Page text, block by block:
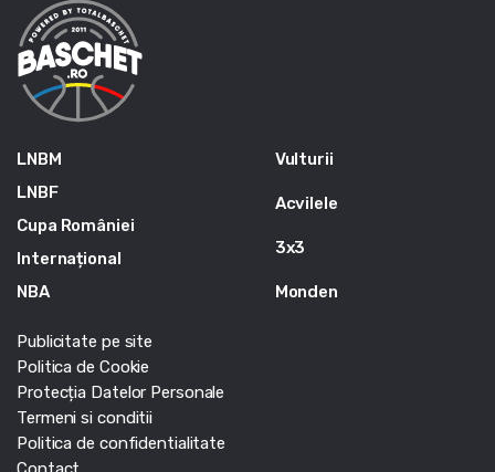
LNBM
LNBF
Cupa României
Internațional
NBA
Vulturii
Acvilele
3x3
Monden
Publicitate pe site
Politica de Cookie
Protecția Datelor Personale
Termeni si conditii
Politica de confidentialitate